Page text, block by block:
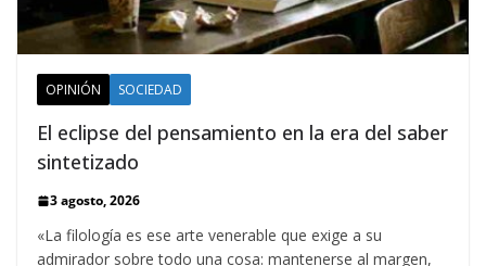
OPINIÓN SOCIEDAD
El eclipse del pensamiento en la era del saber
sintetizado
3 agosto, 2026
«La filología es ese arte venerable que exige a su
admirador sobre todo una cosa: mantenerse al margen,